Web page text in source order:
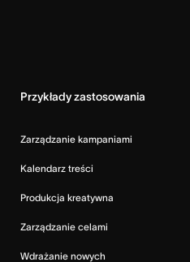
Przykłady zastosowania
Zarządzanie kampaniami
Kalendarz treści
Produkcja kreatywna
Zarządzanie celami
Wdrażanie nowych